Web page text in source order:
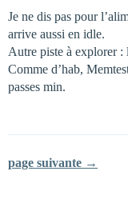
Je ne dis pas pour
arrive aussi en idle.
Autre piste à explorer
Comme d’hab,
passes min.
page suivante →